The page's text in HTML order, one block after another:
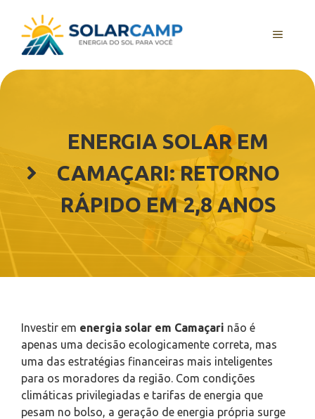
conteúdo
MENU
ENERGIA SOLAR EM
CAMAÇARI: RETORNO
RÁPIDO EM 2,8 ANOS
Investir em energia solar em Camaçari não é
apenas uma decisão ecologicamente correta, mas
uma das estratégias financeiras mais inteligentes
para os moradores da região. Com condições
climáticas privilegiadas e tarifas de energia que
pesam no bolso, a geração de energia própria surge